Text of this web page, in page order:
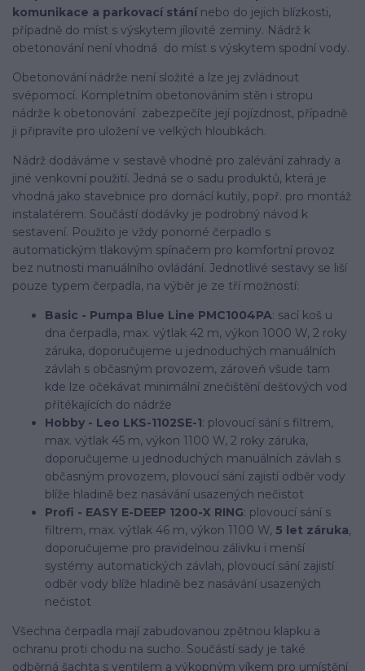
komunikace a parkovací stánínebo do jejich blízkosti,
případně do míst s výskytem jílovité zeminy. Nádrž k
obetonování není vhodná do míst s výskytem spodní vody.
Obetonování nádrže není složité a lze jej zvládnout
svépomocí. Kompletním obetonováním stěn i stropu
nádrže k obetonování zabezpečíte její pojízdnost, případně
ji připravíte pro uložení ve velkých hloubkách.
Nádrž dodáváme v sestavě vhodné pro zalévání zahrady a
jiné venkovní použití. Jedná se o sadu produktů, která je
vhodná jako stavebnice pro domácí kutily, popř. pro montáž
instalatérem. Součástí dodávky je podrobný návod k
sestavení. Použito je vždy ponorné čerpadlo s
automatickým tlakovým spínačem pro komfortní provoz
bez nutnosti manuálního ovládání. Jednotlivé sestavy se liší
pouze typem čerpadla, na výběr je ze tří možností:
Basic - Pumpa Blue Line PMC1004PA: sací koš u
dna čerpadla, max. výtlak 42 m, výkon 1000 W, 2 roky
záruka, doporučujeme u jednoduchých manuálních
závlah s občasným provozem, zároveň všude tam
kde lze očekávat minimální znečištění dešťových vod
přítékajících do nádrže
Hobby - Leo LKS-1102SE-1: plovoucí sání s filtrem,
max. výtlak 45 m, výkon 1100 W, 2 roky záruka,
doporučujeme u jednoduchých manuálních závlah s
občasným provozem, plovoucí sání zajistí odběr vody
blíže hladině bez nasávání usazených nečistot
Profi - EASY E-DEEP 1200-X RING: plovoucí sání s
filtrem, max. výtlak 46 m, výkon 1100 W, 5 let záruka,
doporučujeme pro pravidelnou zálivku i menší
systémy automatických závlah, plovoucí sání zajistí
odběr vody blíže hladině bez nasávání usazených
nečistot
Všechna čerpadla mají zabudovanou zpětnou klapku a
ochranu proti chodu na sucho. Součástí sady je také
odběrná šachta s ventilem a výkopným víkem pro umístění